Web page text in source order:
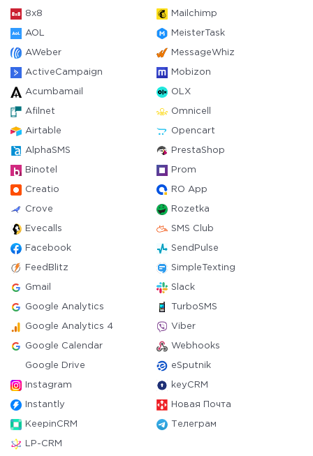
8x8 Mailchimp
AOL MeisterTask
AWeber MessageWhiz
ActiveCampaign Mobizon
Acumbamail OLX
Afilnet Omnicell
Airtable Opencart
AlphaSMS PrestaShop
Binotel Prom
Creatio RO App
Crove Rozetka
Evecalls SMS Club
Facebook SendPulse
FeedBlitz SimpleTexting
Gmail Slack
Google Analytics TurboSMS
Google Analytics 4 Viber
Google Calendar Webhooks
Google Drive eSputnik
Instagram keyCRM
Instantly Новая Почта
KeepinCRM Телеграм
LP-CRM